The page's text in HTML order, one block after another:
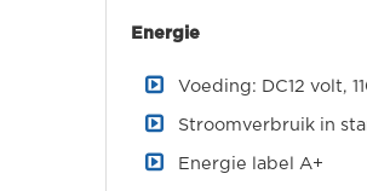
Energie
Voeding: DC12 volt,
Stroomverbruik in
Energie label A+